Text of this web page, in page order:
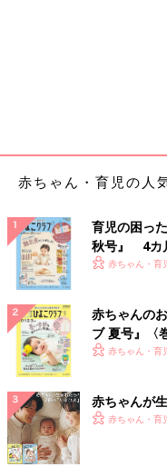
――現時点で、パタニティ
位が高いということを、
す。たとえば会社のパソ
どもの写真にするなど。
年で、男性の育児休暇取
はまだまだマイノリティ
っておいたほうがいいで
アンケートでは、3割か
ている結果も出ているの
りも増えてくると思いま
――もし、自分がパタニ
感じたら？
赤ちゃん・育児の人
育児の困っ
秋号』 4カ
いっぱい！
赤ちゃん・育
赤ちゃんの
ブ 夏号』〈
く！ おっぱ
赤ちゃん・育
赤ちゃんが
赤ちゃん・育